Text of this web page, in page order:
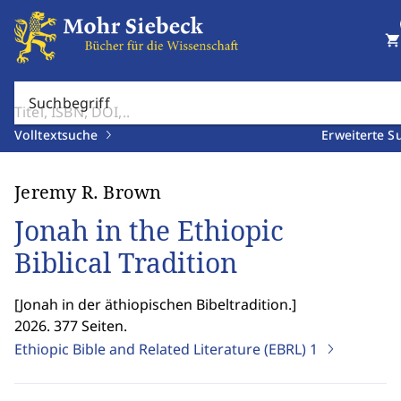
Suchbegriff
Volltextsuche Erweiterte
shopping_cart
Jeremy R. Brown
Jonah in the Ethiopic
Biblical Tradition
[Jonah in der äthiopischen Bibeltradition.]
2026. 377 Seiten.
Ethiopic Bible and Related Literature (EBRL) 1